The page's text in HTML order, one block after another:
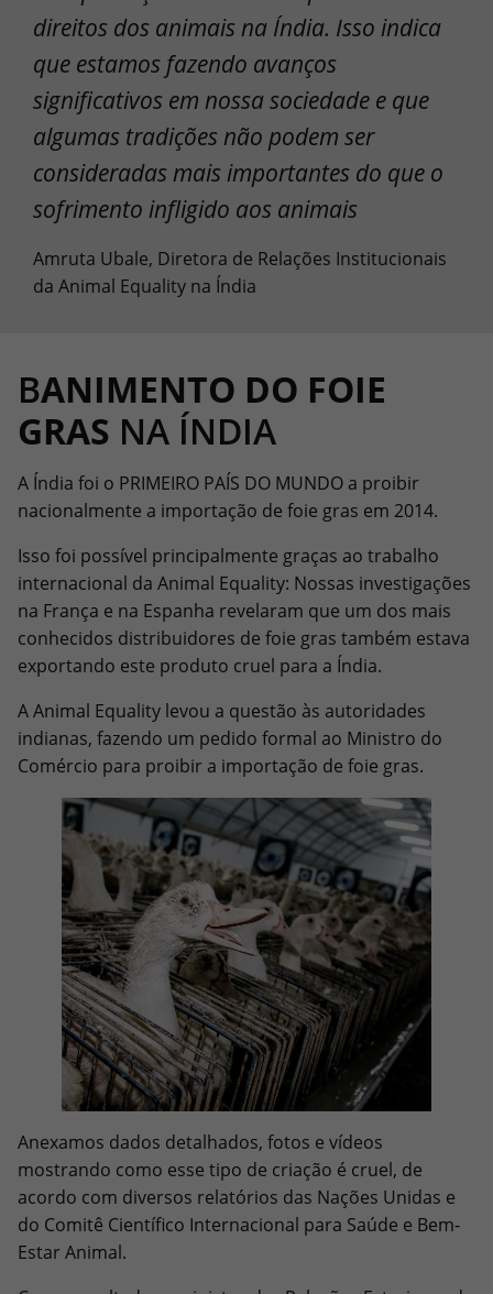
direitos dos animais na Índia. Isso indica
que estamos fazendo avanços
significativos em nossa sociedade e que
algumas tradições não podem ser
consideradas mais importantes do que o
sofrimento infligido aos animais
Amruta Ubale, Diretora de Relações Institucionais
da Animal Equality na Índia
BANIMENTO DO FOIE
GRAS NA ÍNDIA
A Índia foi o PRIMEIRO PAÍS DO MUNDO a proibir
nacionalmente a importação de foie gras em 2014.
Isso foi possível principalmente graças ao trabalho
internacional da Animal Equality: Nossas investigações
na França e na Espanha revelaram que um dos mais
conhecidos distribuidores de foie gras também estava
exportando este produto cruel para a Índia.
A Animal Equality levou a questão às autoridades
indianas, fazendo um pedido formal ao Ministro do
Comércio para proibir a importação de foie gras.
Anexamos dados detalhados, fotos e vídeos
mostrando como esse tipo de criação é cruel, de
acordo com diversos relatórios das Nações Unidas e
do Comitê Científico Internacional para Saúde e Bem-
Estar Animal.